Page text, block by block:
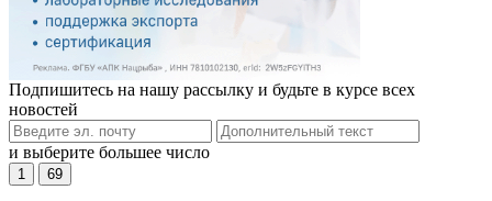
Подпишитесь на нашу рассылку и будьте в курсе всех
новостей
и выберите большее число
1 69